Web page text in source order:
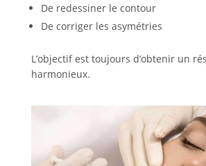
De redessiner le contour
De corriger les asymétries
L’objectif est toujours d’obtenir un
harmonieux.